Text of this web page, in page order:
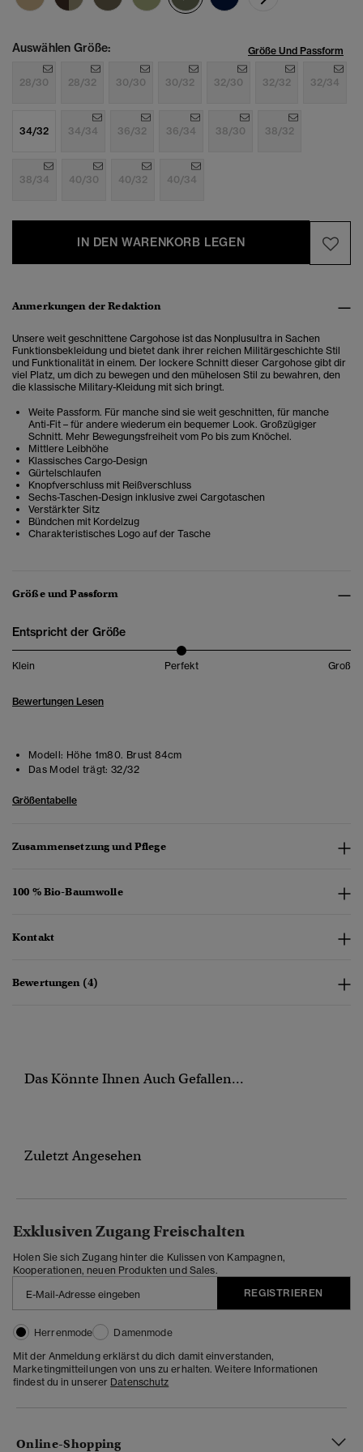
Auswählen Größe: Größe Und Passform
28/30 28/32 30/30 30/32 32/30 32/32 32/34
34/32 34/34 36/32 36/34 38/30 38/32
38/34 40/30 40/32 40/34
IN DEN WARENKORB LEGEN
Anmerkungen der Redaktion
Unsere weit geschnittene Cargohose ist das Nonplusultra in Sachen
Funktionsbekleidung und bietet dank ihrer reichen Militärgeschichte Stil
und Funktionalität in einem. Der lockere Schnitt dieser Cargohose gibt dir
viel Platz, um dich zu bewegen und den mühelosen Stil zu bewahren, den
die klassische Military-Kleidung mit sich bringt.
Weite Passform. Für manche sind sie weit geschnitten, für manche
Anti-Fit – für andere wiederum ein bequemer Look. Großzügiger
Schnitt. Mehr Bewegungsfreiheit vom Po bis zum Knöchel.
Mittlere Leibhöhe
Klassisches Cargo-Design
Gürtelschlaufen
Knopfverschluss mit Reißverschluss
Sechs-Taschen-Design inklusive zwei Cargotaschen
Verstärkter Sitz
Bündchen mit Kordelzug
Charakteristisches Logo auf der Tasche
Größe und Passform
Entspricht der Größe
Klein Perfekt Groß
Bewertungen Lesen
Modell: Höhe 1m80. Brust 84cm
Das Model trägt: 32/32
Größentabelle
Zusammensetzung und Pflege
100 % Bio-Baumwolle
Kontakt
Bewertungen (4)
Das Könnte Ihnen Auch Gefallen...
Zuletzt Angesehen
Exklusiven Zugang Freischalten
Holen Sie sich Zugang hinter die Kulissen von Kampagnen,
Kooperationen, neuen Produkten und Sales.
REGISTRIEREN
Herrenmode
Damenmode
Mit der Anmeldung erklärst du dich damit einverstanden,
Marketingmitteilungen von uns zu erhalten. Weitere Informationen
findest du in unserer Datenschutz
Online-Shopping